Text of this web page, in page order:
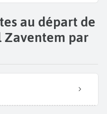
au départ de
Zaventem par